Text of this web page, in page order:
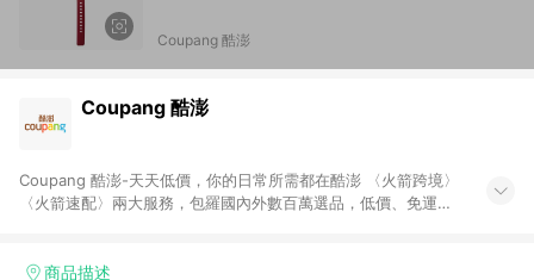
Coupang 酷澎
Coupang 酷澎
Coupang 酷澎-天天低價，你的日常所需都在酷澎 〈火箭跨境〉
〈火箭速配〉兩大服務，包羅國內外數百萬選品，低價、免運，
加入WOW會員告別湊免運，火箭速配、火箭跨境優質選品不限金
商品描述